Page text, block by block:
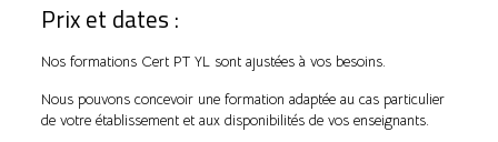
Prix et dates :
Nos formations Cert PT YL sont ajustées à vos besoins.
Nous pouvons concevoir une formation adaptée au cas particulier
de votre établissement et aux disponibilités de vos enseignants.